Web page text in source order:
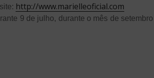
http://www.marielleoficial.com
9 de julho, durante o mês de